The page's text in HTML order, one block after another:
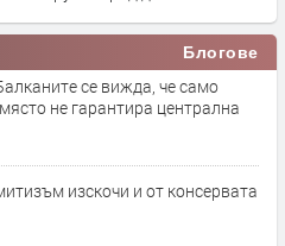
Блогове
се вижда, че само
не гарантира централна
изскочи и от консервата